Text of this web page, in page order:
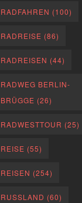
RADFAHREN (100)
RADREISE (86)
RADREISEN (44)
RADWEG BERLIN-
BRÜGGE (26)
RADWESTTOUR (25)
REISE (55)
REISEN (254)
RUSSLAND (60)